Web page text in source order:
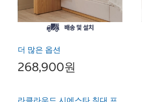
더 많은 옵션
268,900원
라클라우드 시에스타 침대 프